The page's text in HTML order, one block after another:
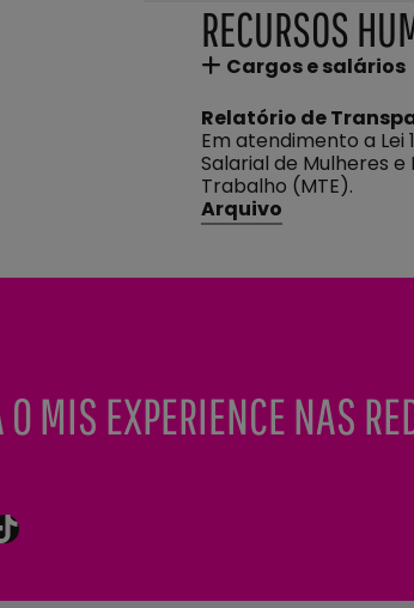
RECURSOS
Cargos e salários
Relatório de
Em atendimento a Lei
Salarial de Mulheres
Trabalho (MTE).
Arquivo
MIS EXPERIENCE NAS